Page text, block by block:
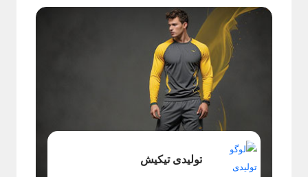
تولیدی تیکیش